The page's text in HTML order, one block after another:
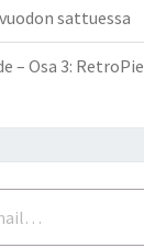
sattuessa
– Osa 3: RetroPie